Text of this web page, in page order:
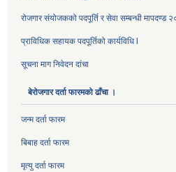
रोजगार संयोजकको पदपूर्ति र सेवा सम्बन्धी मापदण्ड
प्राविधिक सहायक पदपूर्तिको कार्यविधि l
सूचना माग निवेदन दांचा
बेरोजगार दर्ता फारमको ढाँचा ।
जन्म दर्ता फारम
बिबाह दर्ता फारम
मृत्यु दर्ता फारम